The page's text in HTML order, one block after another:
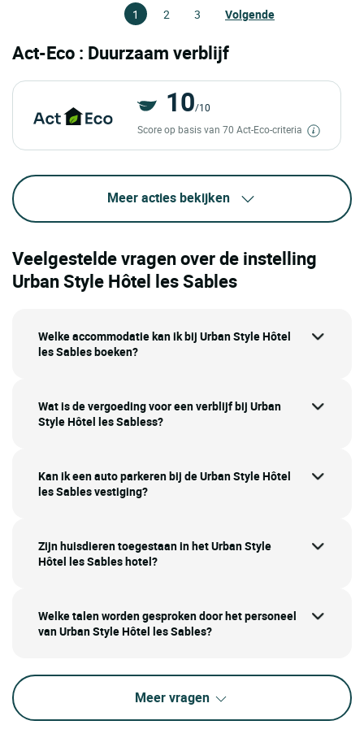
1 2 3 Volgende
Act-Eco : Duurzaam verblijf
10/10
Score op basis van 70 Act-Eco-criteria
Meer acties bekijken
Veelgestelde vragen over de instelling
Urban Style Hôtel les Sables
Welke accommodatie kan ik bij Urban Style Hôtel
les Sables boeken?
Wat is de vergoeding voor een verblijf bij Urban
Style Hôtel les Sabless?
Kan ik een auto parkeren bij de Urban Style Hôtel
les Sables vestiging?
Zijn huisdieren toegestaan in het Urban Style
Hôtel les Sables hotel?
Welke talen worden gesproken door het personeel
van Urban Style Hôtel les Sables?
Meer vragen